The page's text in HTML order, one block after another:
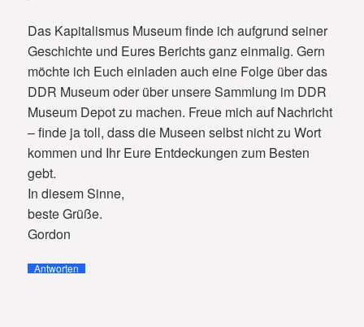
Das Kapitalismus Museum finde ich aufgrund seiner
Geschichte und Eures Berichts ganz einmalig. Gern
möchte ich Euch einladen auch eine Folge über das
DDR Museum oder über unsere Sammlung im DDR
Museum Depot zu machen. Freue mich auf Nachricht
– finde ja toll, dass die Museen selbst nicht zu Wort
kommen und Ihr Eure Entdeckungen zum Besten
gebt.
In diesem Sinne,
beste Grüße.
Gordon
Antworten